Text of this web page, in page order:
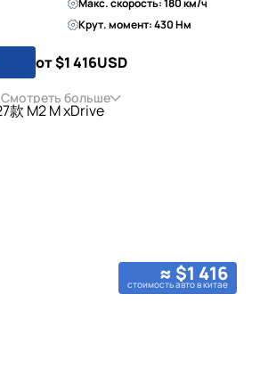
Макс. скорость: 180 км/ч
Крут. момент: 430 Нм
от $1 416USD
Смотреть больше
≈ $1 416
стоимость авто в китае